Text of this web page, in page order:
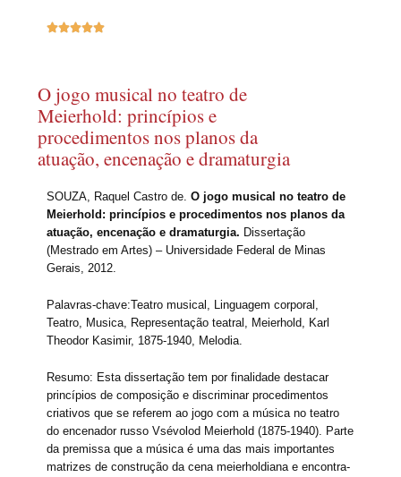

O jogo musical no teatro de
Meierhold: princípios e
procedimentos nos planos da
atuação, encenação e dramaturgia
SOUZA, Raquel Castro de.O jogo musical no teatro de
Meierhold: princípios e procedimentos nos planos da
atuação, encenação e dramaturgia. Dissertação
(Mestrado em Artes) – Universidade Federal de Minas
Gerais, 2012.
Palavras-chave:Teatro musical, Linguagem corporal,
Teatro, Musica, Representação teatral, Meierhold, Karl
Theodor Kasimir, 1875-1940, Melodia.
Resumo: Esta dissertação tem por finalidade destacar
princípios de composição e discriminar procedimentos
criativos que se referem ao jogo com a música no teatro
do encenador russo Vsévolod Meierhold (1875-1940). Parte
da premissa que a música é uma das mais importantes
matrizes de construção da cena meierholdiana e encontra-